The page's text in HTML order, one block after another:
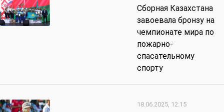
Сборная Казахстана
завоевала бронзу на
чемпионате мира по
пожарно-
спасательному
спорту
18.06.2025, 12:15